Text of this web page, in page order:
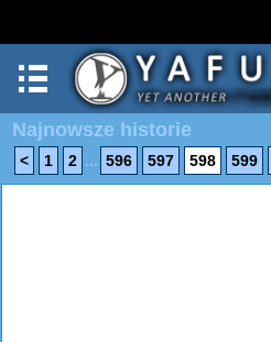
Najnowsze historie
< 1 2 ... 596 597 598 599